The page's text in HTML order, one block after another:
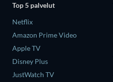
Top 5 palvelut
Netflix
Amazon Prime Video
Apple TV
Disney Plus
JustWatch TV